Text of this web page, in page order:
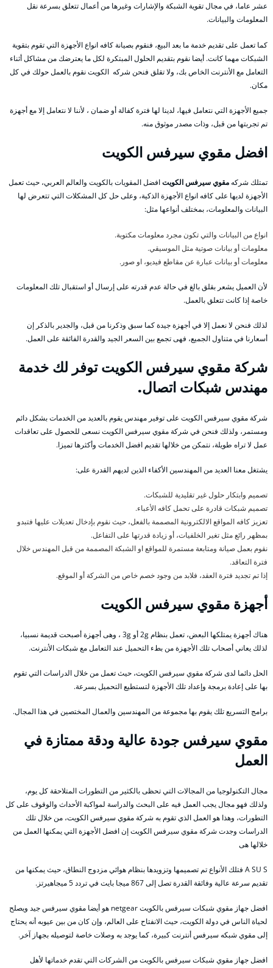
عشر عاما، في مجال تقوية الشبكة والإشارات وغيرها من أعمال تتعلق بسرعة نقل
المعلومات والبيانات.
كما تعمل على تقديم خدمة ما بعد البيع، فنقوم بصيانة كافه انواع الأجهزة التي تقوم بتقوية
الشبكات مهما كانت. أيضا نقوم بتقديم الحلول المبتكرة لكل ما يعترضك من مشاكل أثناء
التعامل مع الأنترنت الخاص بك، ولا تقلق فنحن شركه الكويت نقوم بالعمل حولك في كل
مكان.
جميع الأجهزة التي نتعامل فيها، لدينا لها فترة كفالة أو ضمان ، لأننا لا نتعامل إلا مع أجهزة
تم تجربتها من قبل، وذات مصدر موثوق منه.
افضل مقوي سيرفس الكويت
تمتلك شركهمقوي سيرفس الكويتافضل المقويات بالكويت والعالم العربي، حيث تعمل
الأجهزة لديها على كافه انواع الأجهزة الذكية، وعلى حل كل المشكلات التي تتعرض لها
البيانات والمعلومات، بمختلف أنواعها مثل:
انواع من البيانات والتي تكون مجرد معلومات مكتوبة.
معلومات أو بيانات صوتية مثل الموسيقي.
معلومات أو بيانات عبارة عن مقاطع فيديو، او صور.
لأن العميل يشعر بقلق بالغ في حالة عدم قدرته على إرسال أو استقبال تلك المعلومات
خاصة إذا كانت تتعلق بالعمل.
لذلك فنحن لا نعمل إلا في أجهزة جيدة كما سبق وذكرنا من قبل، والجدير بالذكر إن
أسعارنا في متناول الجميع، فهى تجمع بين السعر الجيد والقدرة الفائقة على العمل.
شركة مقوي سيرفس الكويت توفر لك خدمة
مهندس شبكات اتصال.
شركة مقوي سيرفس الكويت على توفير مهندس يقوم بالعديد من الخدمات بشكل دائم
ومستمر، ولذلك فنحن في شركة مقوي سيرفس الكويت نسعى للحصول على تعاقدات
عمل لا تراه طويلة، نتمكن من خلالها تقديم افضل الخدمات وأكثرها تميزا.
يشتغل معنا العديد من المهندسين الأكفاء الذين لديهم القدرة على:
تصميم وابتكار حلول غير تقليدية للشبكات.
تصميم شبكات قادرة على تحمل كافه الأعباء.
تعزيز كافه المواقع الالكترونية المصممة بالفعل، حيث نقوم بإدخال تعديلات عليها فتبدو
بمظهر رائع مثل تغير الخلفيات، أو زيادة قدرتها على التفاعل.
نقوم بعمل صيانة ومتابعة مستمرة للمواقع او الشبكة المصممة من قبل المهندس خلال
فترة التعاقد.
إذا تم تجديد فترة العقد، فلابد من وجود خصم خاص من الشركة أو الموقع.
أجهزة مقوي سيرفس الكويت
هناك أجهزة يمتلكها البعض، تعمل بنظام 2g أو 3g ، وهى أجهزة أصبحت قديمة نسبيا،
لذلك يعاني أصحاب تلك الأجهزة من بطء التحميل عند التعامل مع شبكات الأنترنت.
الحل دائما لدى شركة مقوي سيرفس الكويت، حيث تعمل من خلال الدراسات التي تقوم
بها على إعادة برمجة وإعداد تلك الأجهزة لتستطيع التحميل بسرعة.
برامج التسريع تلك يقوم بها مجموعة من المهندسين والعمال المختصين في هذا المجال.
مقوي سيرفس جودة عالية ودقة ممتازة في
العمل
مجال التكنولوجيا من المجالات التي تحظى بالكثير من التطورات المتلاحقة كل يوم،
ولذلك فهو مجال يجب العمل فيه على البحث والدراسة لمواكبة الأحداث والوقوف على كل
التطورات، وهذا هو العمل الذي تقوم به شركة مقوي سيرفس الكويت، من خلال تلك
الدراسات وجدت شركة مقوي سيرفس الكويت إن افضل الأجهزة التي يمكنها العمل من
خلالها هى
A SU S فتلك الأنواع تم تصميمها وتزويدها بنظام هوائي مزدوج النطاق، حيث يمكنها من
تقديم سرعة عالية وفائقة القدرة تصل إلى 867 ميجا بايت في تردد 5 ميجاهيرتز.
افضل جهاز مقوي شبكات سيرفس بالكويت netgear هو أيضا مقوي سيرفس جيد ويصلح
لحياة الناس في دولة الكويت، حيث الانفتاح على العالم، وإن كان من بين عيوبه أنه يحتاج
إلى مقوي شبكه سيرفس أنترنت كبيرة، كما يوجد به وصلات خاصة لتوصيله بجهاز آخر.
افضل جهاز مقوي شبكات سيرفس بالكويت من الشركات التي تقدم خدماتها لأهل